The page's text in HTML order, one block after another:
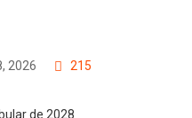
2026 215